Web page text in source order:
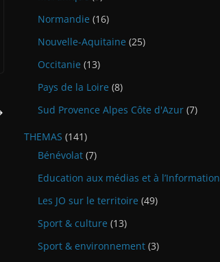
Normandie (16)
Nouvelle-Aquitaine (25)
Occitanie (13)
Pays de la Loire (8)
Sud Provence Alpes Côte d'Azur (7)
THEMAS (141)
Bénévolat (7)
Education aux médias et à l’Information
Les JO sur le territoire (49)
Sport & culture (13)
Sport & environnement (3)